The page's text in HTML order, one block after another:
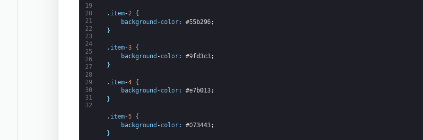
19
20
21
22
23
24
25
26
27
28
29
30
31
32
. item-2 {
background -color:
#55b296;
}
. item-3 {
background -color:
#9fd3c3;
}
. item-4 {
background -color:
#e7b013;
}
. item-5 {
background -color:
#073443;
}